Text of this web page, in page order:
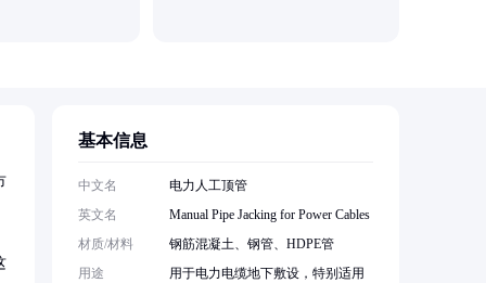
基本信息
中文名
电力人工顶管
英文名
Manual Pipe Jacking for Power Cables
材质/材料
钢筋混凝土、钢管、HDPE管
用途
用于电力电缆地下敷设，特别适用